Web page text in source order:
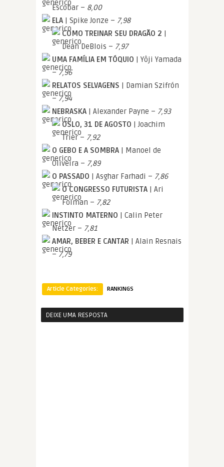
Escobar – 8,00
ELA | Spike Jonze – 7,98
COMO TREINAR SEU DRAGÃO 2
Dean DeBlois – 7,97
UMA FAMÍLIA EM TÓQUIO | Yôji Yamada
–7,96
RELATOS SELVAGENS | Damian Szifrón
–7,94
NEBRASKA | Alexander Payne – 7,93
OSLO, 31 DE AGOSTO | Joachim
Trier – 7,92
O GEBO E A SOMBRA | Manoel de
Oliveira – 7,89
O PASSADO | Asghar Farhadi – 7,86
O CONGRESSO FUTURISTA | Ari
Folman – 7,82
INSTINTO MATERNO | Calin Peter
Netzer – 7,81
AMAR, BEBER E CANTAR | Alain Resnais
–7,79
Article Categories: RANKINGS
DEIXE UMA RESPOSTA